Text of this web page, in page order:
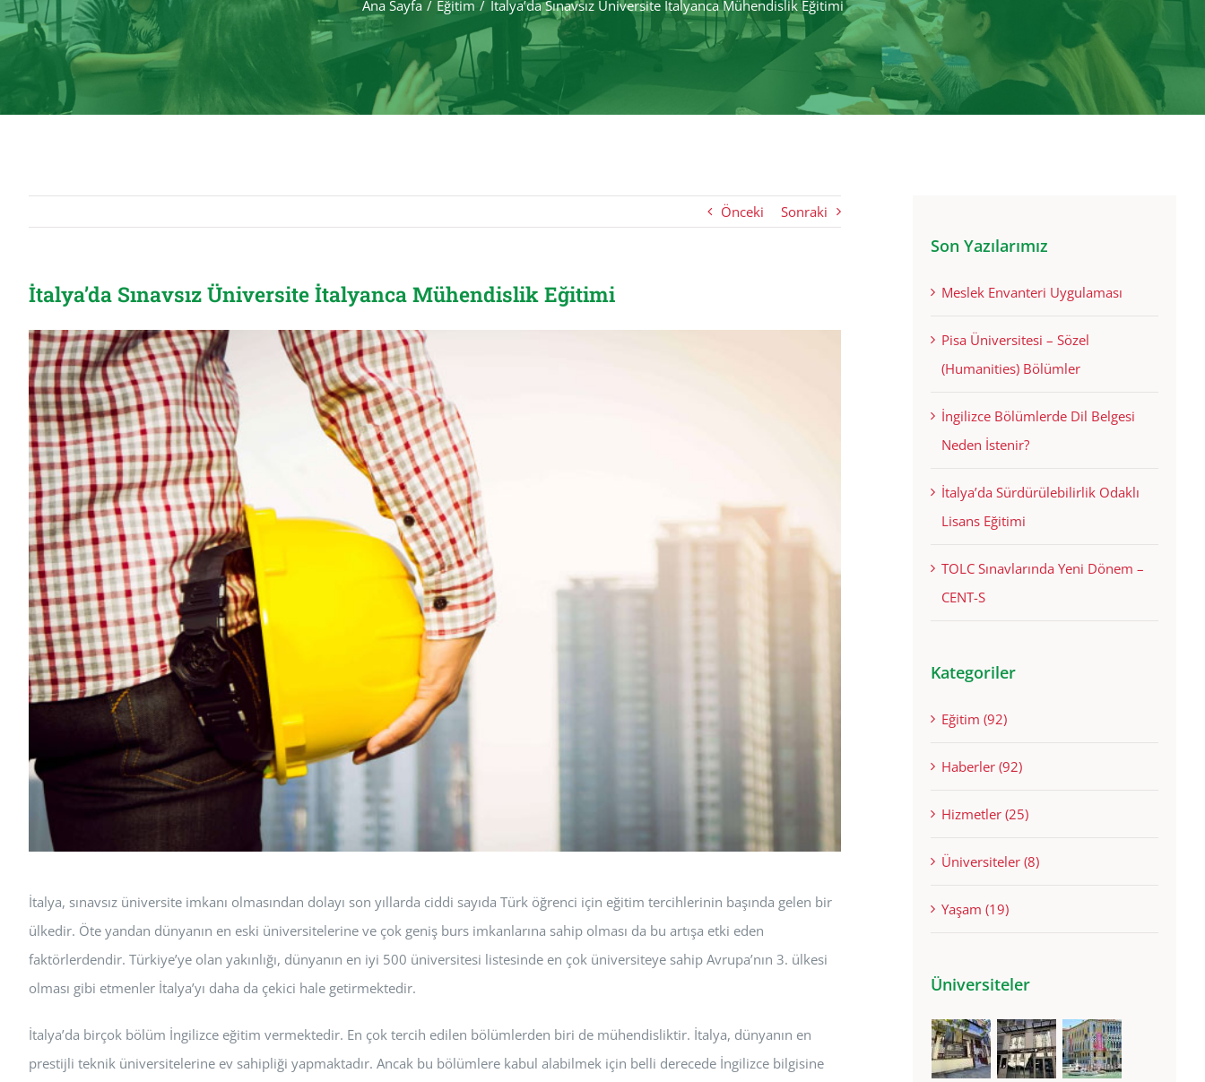
Ana Sayfa Eğitim İtalya’da Sınavsız Üniversite İtalyanca Mühendislik Eğitimi
Önceki Sonraki
İtalya’da Sınavsız Üniversite İtalyanca Mühendislik Eğitimi
View
Larger
Image
İtalya, sınavsız üniversite imkanı olmasından dolayı son yıllarda ciddi sayıda Türk öğrenci için eğitim tercihlerinin başında gelen bir
ülkedir. Öte yandan dünyanın en eski üniversitelerine ve çok geniş burs imkanlarına sahip olması da bu artışa etki eden
faktörlerdendir. Türkiye’ye olan yakınlığı, dünyanın en iyi 500 üniversitesi listesinde en çok üniversiteye sahip Avrupa’nın 3. ülkesi
olması gibi etmenler İtalya’yı daha da çekici hale getirmektedir.
İtalya’da birçok bölüm İngilizce eğitim vermektedir. En çok tercih edilen bölümlerden biri de mühendisliktir. İtalya, dünyanın en
prestijli teknik üniversitelerine ev sahipliği yapmaktadır. Ancak bu bölümlere kabul alabilmek için belli derecede İngilizce bilgisine
Son Yazılarımız
Meslek Envanteri Uygulaması
Pisa Üniversitesi – Sözel
(Humanities) Bölümler
İngilizce Bölümlerde Dil Belgesi
Neden İstenir?
İtalya’da Sürdürülebilirlik Odaklı
Lisans Eğitimi
TOLC Sınavlarında Yeni Dönem –
CENT-S
Kategoriler
Eğitim (92)
Haberler (92)
Hizmetler (25)
Üniversiteler (8)
Yaşam (19)
Üniversiteler